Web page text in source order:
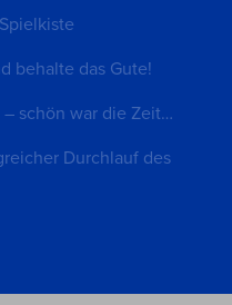
behalte das Gute!
– schön war die Zeit…
Durchlauf des